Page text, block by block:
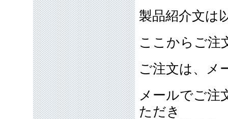
製品紹介文は
ここからご注
ご注文は、メ
メールでご注
ただき